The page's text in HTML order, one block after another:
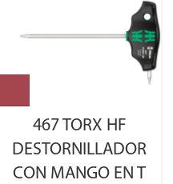
467 TORX HF
DESTORNILLADOR
CON MANGO EN T